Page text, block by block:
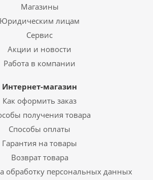
Магазины
Юридическим лицам
Сервис
Акции и новости
Работа в компании
Интернет-магазин
Как оформить заказ
получения товара
Способы оплаты
Гарантия на товары
Возврат товара
обработку персональных данных